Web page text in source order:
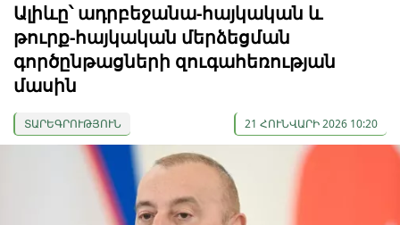
Ալիևը՝ ադրբեջանա-հայկական և
թուրք-հայկական մերձեցման
գործընթացների զուգահեռության
մասին
ՏԱՐԵԳՐՈՒԹՅՈՒՆ 21 ՀՈՒՆՎԱՐԻ 2026 10:20